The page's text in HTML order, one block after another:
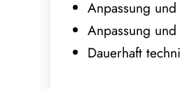
Anpassung
Anpassung
Dauerhaft